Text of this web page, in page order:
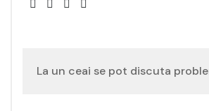
Navigare
La un ceai se pot discuta